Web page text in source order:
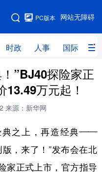
网站无障碍
PC版本
时政 人事 国际 财
图
时政 人事
网评 港澳
量子 体育
健康 军事
”BJ40探险家正
13.49万元起！
来源：新华网
之上，再造经典——
，来了！”发布会在北
家正式上市，官方指导